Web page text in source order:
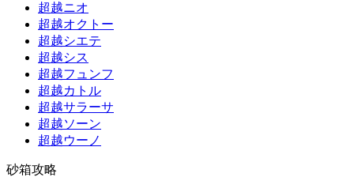
超越ニオ
超越オクトー
超越シエテ
超越シス
超越フュンフ
超越カトル
超越サラーサ
超越ソーン
超越ウーノ
砂箱攻略